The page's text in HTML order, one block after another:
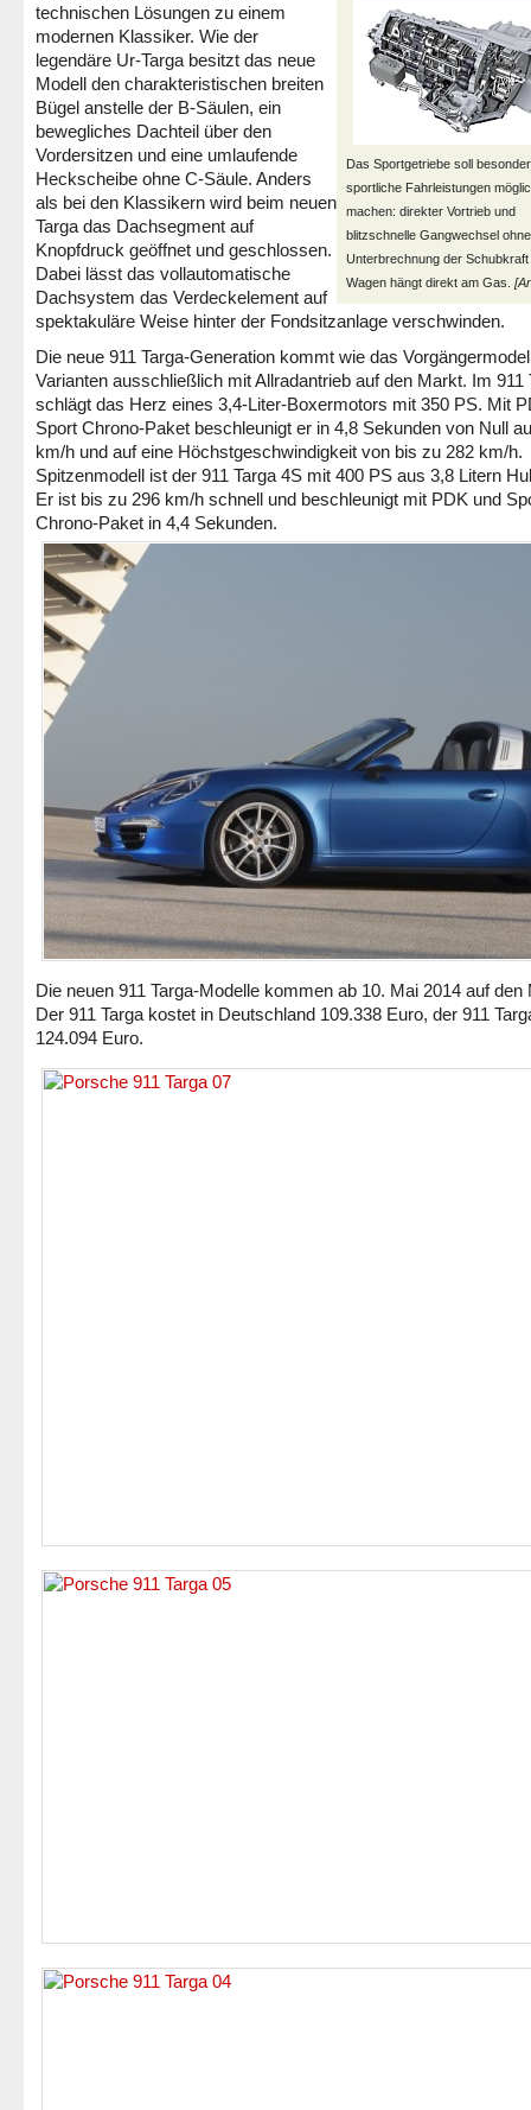
Das Sportgetriebe soll
sportliche Fahrleistungen
machen: direkter Vortrieb und
blitzschnelle Gangwechsel ohne
Unterbrechnung der Schubkraft
Wagen hängt direkt am Gas.
technischen Lösungen zu einem
modernen Klassiker. Wie der
legendäre Ur-Targa besitzt das neue
Modell den charakteristischen breiten
Bügel anstelle der B-Säulen, ein
bewegliches Dachteil über den
Vordersitzen und eine umlaufende
Heckscheibe ohne C-Säule. Anders
als bei den Klassikern wird beim neuen
Targa das Dachsegment auf
Knopfdruck geöffnet und geschlossen.
Dabei lässt das vollautomatische
Dachsystem das Verdeckelement auf
spektakuläre Weise hinter der Fondsitzanlage verschwinden.
Die neue 911 Targa-Generation kommt wie das
Varianten ausschließlich mit Allradantrieb auf den Markt. Im 911
schlägt das Herz eines 3,4-Liter-Boxermotors mit 350 PS. Mit
Sport Chrono-Paket beschleunigt er in 4,8 Sekunden von Null
km/h und auf eine Höchstgeschwindigkeit von bis zu 282 km/h.
Spitzenmodell ist der 911 Targa 4S mit 400 PS aus 3,8 Litern
Er ist bis zu 296 km/h schnell und beschleunigt mit PDK und
Chrono-Paket in 4,4 Sekunden.
Die neuen 911 Targa-Modelle kommen ab 10. Mai 2014 auf den
Der 911 Targa kostet in Deutschland 109.338 Euro, der 911
124.094 Euro.